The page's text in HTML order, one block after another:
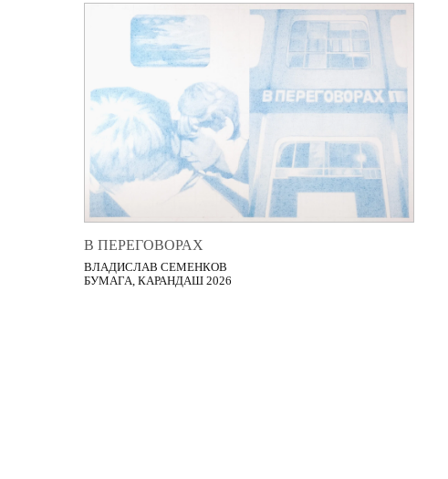
В ПЕРЕГОВОРАХ
ВЛАДИСЛАВ СЕМЕНКОВ
БУМАГА, КАРАНДАШ 2026